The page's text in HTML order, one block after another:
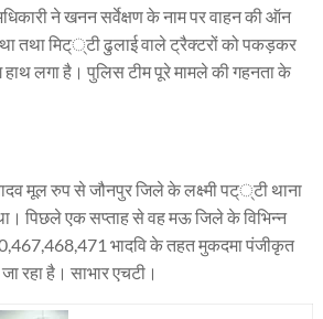
ने खनन सर्वेक्षण के नाम पर वाहन की ऑन
तथा मिट््टी ढुलाई वाले ट्रैक्टरों को पकड़कर
लगा है। पुलिस टीम पूरे मामले की गहनता के
मूल रुप से जौनपुर जिले के लक्ष्मी पट््टी थाना
पिछले एक सप्ताह से वह मऊ जिले के विभिन्न
भादवि के तहत मुकदमा पंजीकृत
रहा है। साभार एचटी।